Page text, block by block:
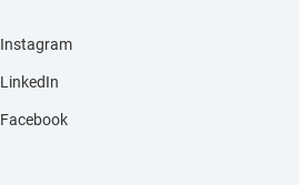
Instagram
LinkedIn
Facebook